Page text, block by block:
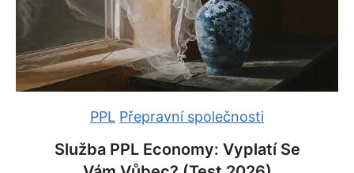
PPL Přepravní společnosti
Služba PPL Economy: Vyplatí Se